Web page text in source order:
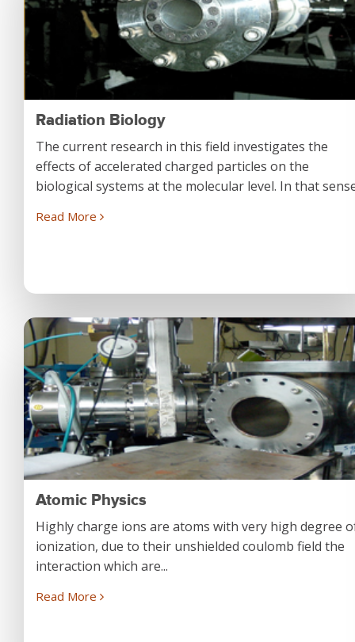
Radiation Biology
The current research in this field investigates the
effects of accelerated charged particles on the
biological systems at the molecular level. In that
Read More
Atomic Physics
Highly charge ions are atoms with very high degree
ionization, due to their unshielded coulomb field the
interaction which are...
Read More